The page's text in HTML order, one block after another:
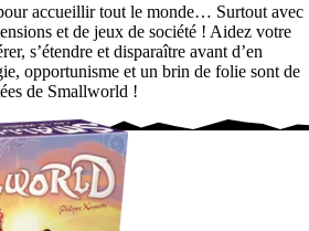
accueillir tout le monde… Surtout avec
et de jeux de société ! Aidez votre
s’étendre et disparaître avant d’en
opportunisme et un brin de folie sont de
de Smallworld !